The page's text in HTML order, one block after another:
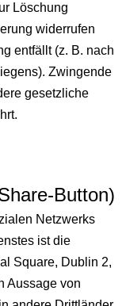
Löschung
widerrufen
entfällt (z. B. nach
Zwingende
gesetzliche
Button)
Netzwerks
ist die
Square, Dublin 2,
Aussage von